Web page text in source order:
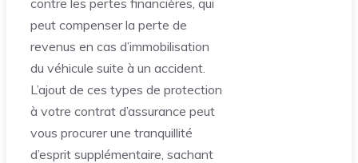
peut compenser la perte de
revenus en cas d’immobilisation
du véhicule suite à un accident.
L’ajout de ces types de protection
à votre contrat d’assurance peut
vous procurer une tranquillité
d’esprit supplémentaire, sachant